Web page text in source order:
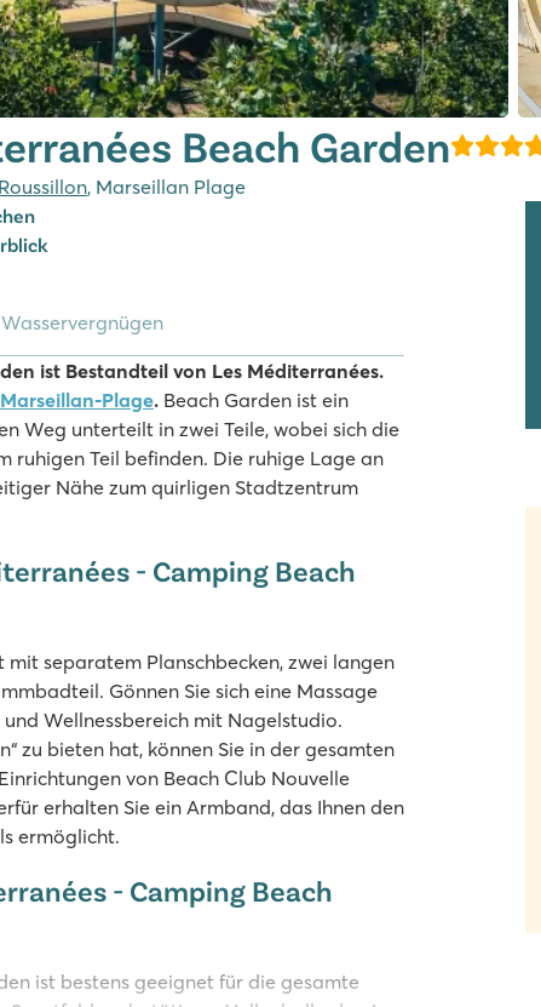
Beach Garden
, Marseillan Plage
Wasservergnügen
ist Bestandteil von Les Méditerranées.
Marseillan-Plage. Beach Garden ist ein
Weg unterteilt in zwei Teile, wobei sich die
ruhigen Teil befinden. Die ruhige Lage an
Nähe zum quirligen Stadtzentrum
- Camping Beach
separatem Planschbecken, zwei langen
Gönnen Sie sich eine Massage
Wellnessbereich mit Nagelstudio.
zu bieten hat, können Sie in der gesamten
von Beach Club Nouvelle
erhalten Sie ein Armband, das Ihnen den
ermöglicht.
- Camping Beach
ist bestens geeignet für die gesamte